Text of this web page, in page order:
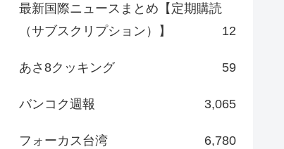
最新国際ニュースまとめ【定期購読
（サブスクリプション）】
12
あさ8クッキング 59
バンコク週報 3,065
フォーカス台湾 6,780